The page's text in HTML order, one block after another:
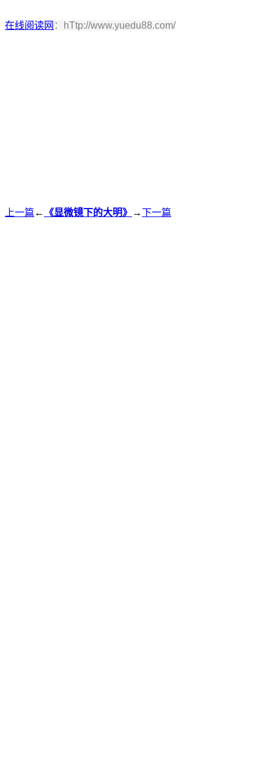
在线阅读网 ：hTtp://www.yuedu88.com/
上一篇 ← 《显微镜下的大明》 →下一篇